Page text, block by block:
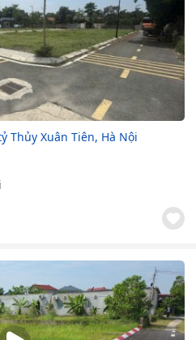
Thủy Xuân Tiên, Hà Nội